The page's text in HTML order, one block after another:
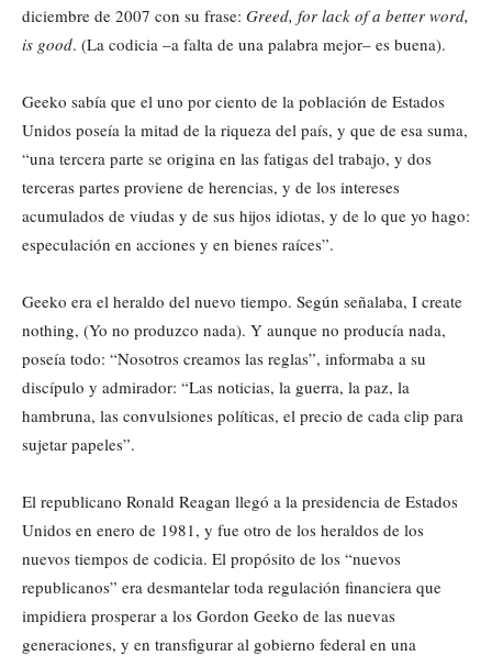
diciembre de 2007 con su frase: Greed, for lack of a better word,
is good. (La codicia –a falta de una palabra mejor– es buena).
Geeko sabía que el uno por ciento de la población de Estados
Unidos poseía la mitad de la riqueza del país, y que de esa suma,
“una tercera parte se origina en las fatigas del trabajo, y dos
terceras partes proviene de herencias, y de los intereses
acumulados de viudas y de sus hijos idiotas, y de lo que yo hago:
especulación en acciones y en bienes raíces”.
Geeko era el heraldo del nuevo tiempo. Según señalaba, I create
nothing, (Yo no produzco nada). Y aunque no producía nada,
poseía todo: “Nosotros creamos las reglas”, informaba a su
discípulo y admirador: “Las noticias, la guerra, la paz, la
hambruna, las convulsiones políticas, el precio de cada clip para
sujetar papeles”.
El republicano Ronald Reagan llegó a la presidencia de Estados
Unidos en enero de 1981, y fue otro de los heraldos de los
nuevos tiempos de codicia. El propósito de los “nuevos
republicanos” era desmantelar toda regulación financiera que
impidiera prosperar a los Gordon Geeko de las nuevas
generaciones, y en transfigurar al gobierno federal en una